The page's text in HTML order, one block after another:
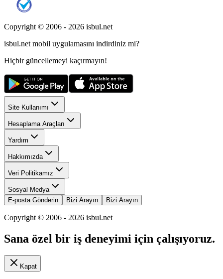
Copyright © 2006 - 2026 isbul.net
isbul.net mobil uygulamasını indirdiniz mi?
Hiçbir güncellemeyi kaçırmayın!
Site Kullanımı
Hesaplama Araçları
Yardım
Hakkımızda
Veri Politikamız
Sosyal Medya
E-posta Gönderin
Bizi Arayın Bizi Arayın
Copyright © 2006 - 2026 isbul.net
Sana özel bir iş deneyimi için çalışıyoruz.
Kapat